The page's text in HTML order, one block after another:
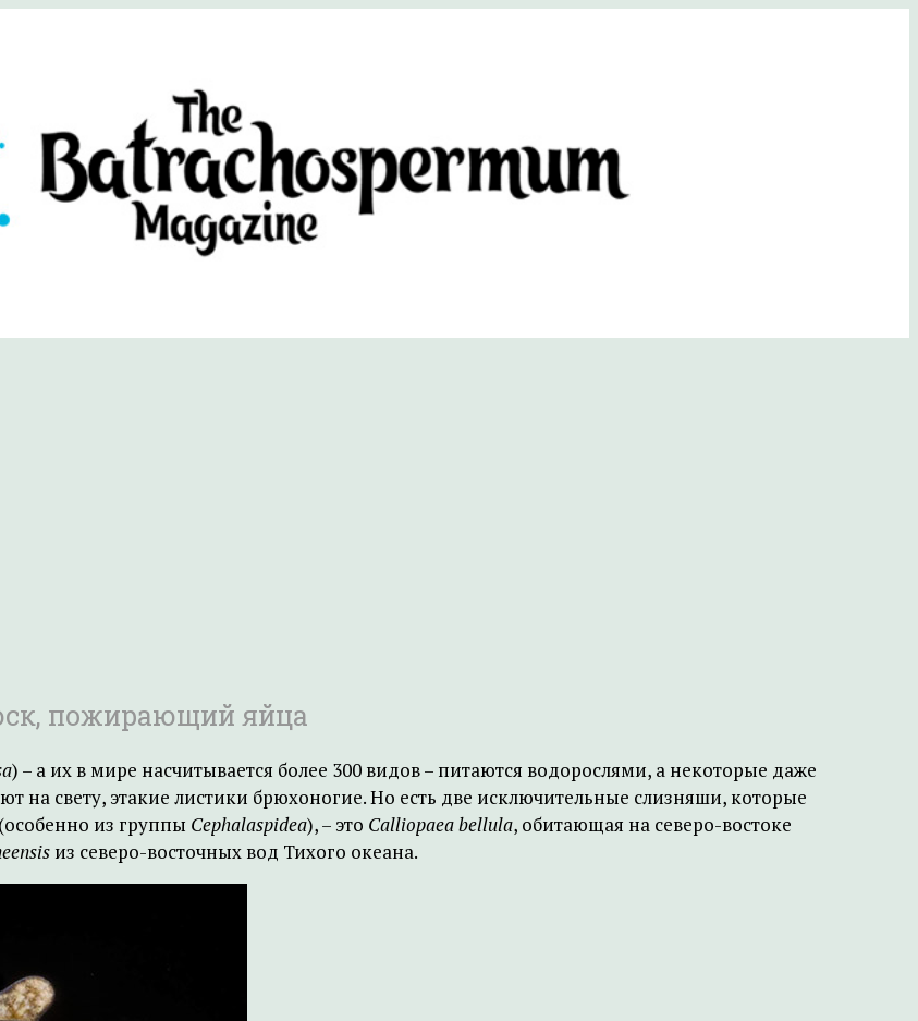
(официальный сайт)
пожирающий яйца
) – а их в мире насчитывается более 300 видов – питаются водорослями, а некоторые даже
на свету, этакие листики брюхоногие. Но есть две исключительные слизняши, которые
из группы Cephalaspidea), – это Calliopaea bellula, обитающая на северо-востоке
из северо-восточных вод Тихого океана.